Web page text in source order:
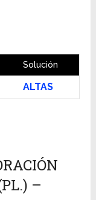
Solución
ALTAS
–